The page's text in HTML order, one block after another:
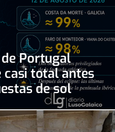
Portugal
casi total antes
de sol